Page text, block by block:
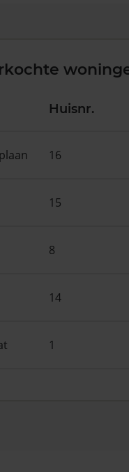
Huisnr.
16
15
8
14
1